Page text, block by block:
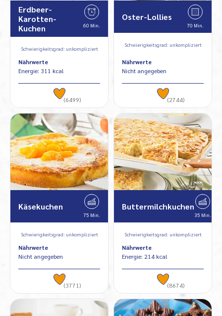
Erdbeer-
Karotten-
Kuchen
60 Min.
Schwierigkeitsgrad: unkompliziert
Nährwerte
Energie: 311 kcal
(6499)
Oster-Lollies
70 Min.
Schwierigkeitsgrad: unkompliziert
Nährwerte
Nicht angegeben
(2744)
Käsekuchen
75 Min.
Schwierigkeitsgrad: unkompliziert
Nährwerte
Nicht angegeben
(3771)
Buttermilchkuchen
35 Min.
Schwierigkeitsgrad: unkompliziert
Nährwerte
Energie: 214 kcal
(8674)